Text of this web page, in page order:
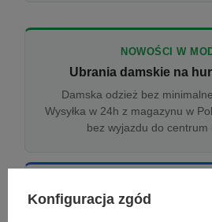
NOWOŚCI W
Ubrania damskie na
Damska odzież bez
Wysyłka w 24h z magazynu w
bez wyjazdu do centrum
Odzież damska
Konfiguracja zgód